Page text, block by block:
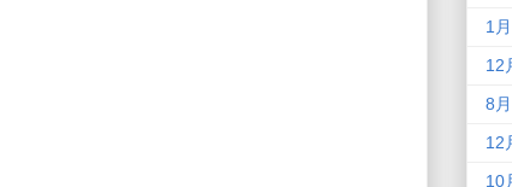
1
12
8
12
10